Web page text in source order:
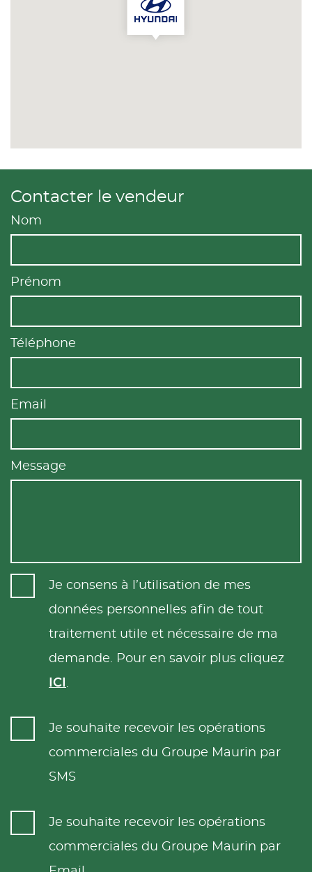
Contacter le vendeur
Nom
Prénom
Téléphone
Email
Message
Je consens à l’utilisation de mes
données personnelles afin de tout
traitement utile et nécessaire de ma
demande. Pour en savoir plus cliquez
ICI .
Je souhaite recevoir les opérations
commerciales du Groupe Maurin par
SMS
Je souhaite recevoir les opérations
commerciales du Groupe Maurin par